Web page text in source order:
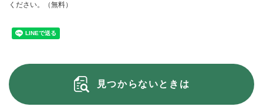
ください。（無料）
見つからないときは